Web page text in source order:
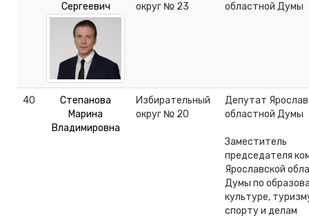
Сергеевич
округ № 23
областной Думы
40
Степанова
Марина
Владимировна
Избирательный
округ № 20
Депутат
областной Думы
Заместитель
председателя
Ярославской
Думы по
культуре,
спорту и делам